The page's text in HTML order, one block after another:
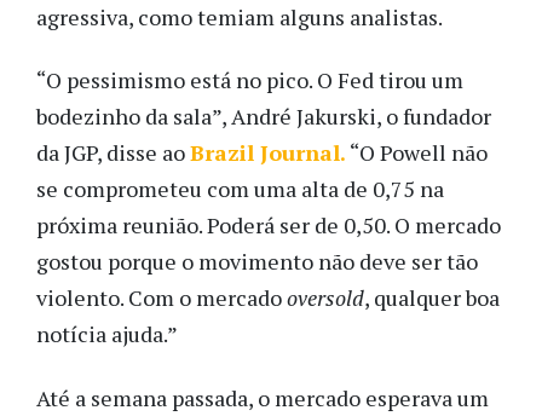
agressiva, como temiam alguns analistas.
“O pessimismo está no pico. O Fed tirou um
bodezinho da sala”, André Jakurski, o fundador
da JGP, disse aoBrazil Journal. “O Powell não
se comprometeu com uma alta de 0,75 na
próxima reunião. Poderá ser de 0,50. O mercado
gostou porque o movimento não deve ser tão
violento. Com o mercadooversold, qualquer boa
notícia ajuda.”
Até a semana passada, o mercado esperava um